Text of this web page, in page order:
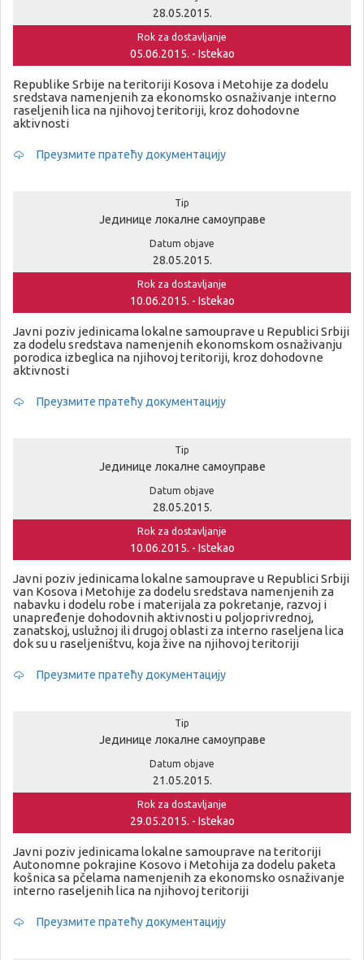
28.05.2015.
Rok za dostavljanje
05.06.2015. - Istekao
Republike Srbije na teritoriji Kosova i Metohije za dodelu
sredstava namenjenih za ekonomsko osnaživanje interno
raseljenih lica na njihovoj teritoriji, kroz dohodovne
aktivnosti
Преузмите пратећу документацију
Tip
Јединице локалне самоуправе
Datum objave
28.05.2015.
Rok za dostavljanje
10.06.2015. - Istekao
Javni poziv jedinicama lokalne samouprave u Republici Srbiji
za dodelu sredstava namenjenih ekonomskom osnaživanju
porodica izbeglica na njihovoj teritoriji, kroz dohodovne
aktivnosti
Преузмите пратећу документацију
Tip
Јединице локалне самоуправе
Datum objave
28.05.2015.
Rok za dostavljanje
10.06.2015. - Istekao
Javni poziv jedinicama lokalne samouprave u Republici Srbiji
van Kosova i Metohije za dodelu sredstava namenjenih za
nabavku i dodelu robe i materijala za pokretanje, razvoj i
unapređenje dohodovnih aktivnosti u poljoprivrednoj,
zanatskoj, uslužnoj ili drugoj oblasti za interno raseljena lica
dok su u raseljeništvu, koja žive na njihovoj teritoriji
Преузмите пратећу документацију
Tip
Јединице локалне самоуправе
Datum objave
21.05.2015.
Rok za dostavljanje
29.05.2015. - Istekao
Javni poziv jedinicama lokalne samouprave na teritoriji
Autonomne pokrajine Kosovo i Metohija za dodelu paketa
košnica sa pčelama namenjenih za ekonomsko osnaživanje
interno raseljenih lica na njihovoj teritoriji
Преузмите пратећу документацију